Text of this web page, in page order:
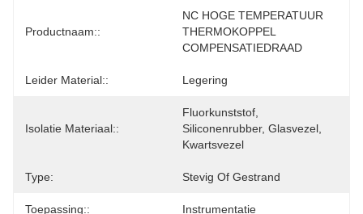
Productnaam::
NC HOGE TEMPERATUUR
THERMOKOPPEL
COMPENSATIEDRAAD
Leider Material:: Legering
Isolatie Materiaal::
Fluorkunststof,
Siliconenrubber, Glasvezel,
Kwartsvezel
Type: Stevig Of Gestrand
Toepassing:: Instrumentatie